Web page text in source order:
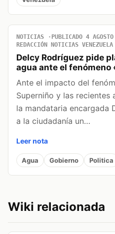
NOTICIAS PUBLICADO 4
REDACCIÓN NOTICIAS VENEZUELA
Delcy Rodríguez pide
agua ante el fenómeno
Ante el impacto del
Superniño y las recientes
la mandataria encargada
a la ciudadanía un…
Leer nota
Agua Gobierno Politica
Wiki relacionada